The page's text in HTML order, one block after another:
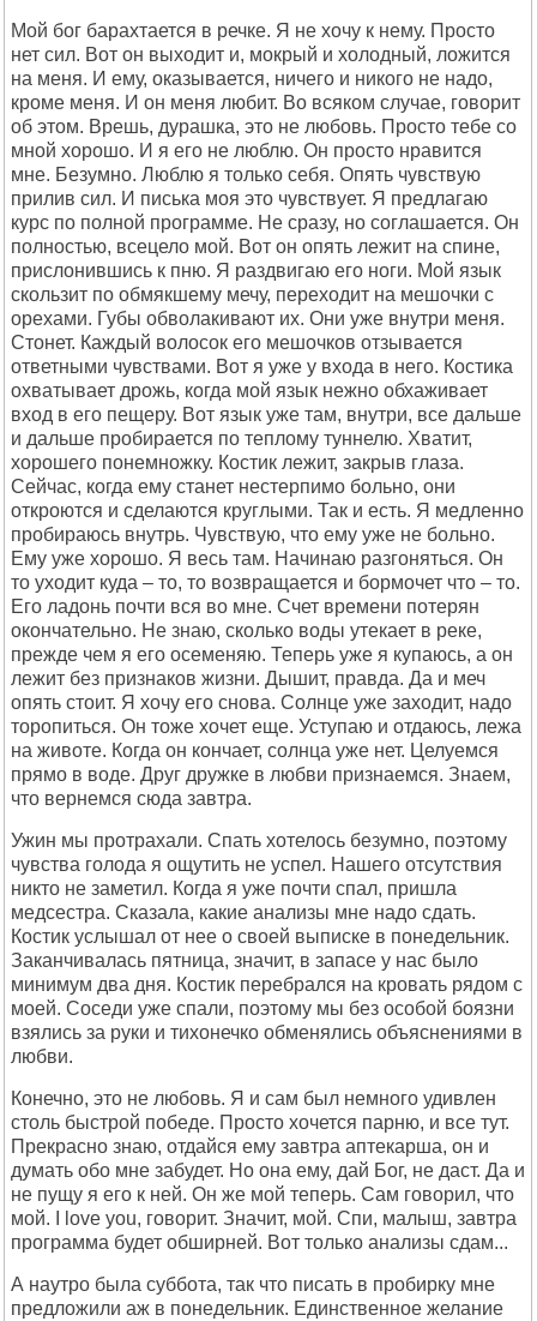
Мой бог барахтается в речке. Я не хочу к нему. Просто
нет сил. Вот он выходит и, мокрый и холодный, ложится
на меня. И ему, оказывается, ничего и никого не надо,
кроме меня. И он меня любит. Во всяком случае, говорит
об этом. Врешь, дурашка, это не любовь. Просто тебе со
мной хорошо. И я его не люблю. Он просто нравится
мне. Безумно. Люблю я только себя. Опять чувствую
прилив сил. И писька моя это чувствует. Я предлагаю
курс по полной программе. Не сразу, но соглашается. Он
полностью, всецело мой. Вот он опять лежит на спине,
прислонившись к пню. Я раздвигаю его ноги. Мой язык
скользит по обмякшему мечу, переходит на мешочки с
орехами. Губы обволакивают их. Они уже внутри меня.
Стонет. Каждый волосок его мешочков отзывается
ответными чувствами. Вот я уже у входа в него. Костика
охватывает дрожь, когда мой язык нежно обхаживает
вход в его пещеру. Вот язык уже там, внутри, все дальше
и дальше пробирается по теплому туннелю. Хватит,
хорошего понемножку. Костик лежит, закрыв глаза.
Сейчас, когда ему станет нестерпимо больно, они
откроются и сделаются круглыми. Так и есть. Я медленно
пробираюсь внутрь. Чувствую, что ему уже не больно.
Ему уже хорошо. Я весь там. Начинаю разгоняться. Он
то уходит куда – то, то возвращается и бормочет что – то.
Его ладонь почти вся во мне. Счет времени потерян
окончательно. Не знаю, сколько воды утекает в реке,
прежде чем я его осеменяю. Теперь уже я купаюсь, а он
лежит без признаков жизни. Дышит, правда. Да и меч
опять стоит. Я хочу его снова. Солнце уже заходит, надо
торопиться. Он тоже хочет еще. Уступаю и отдаюсь, лежа
на животе. Когда он кончает, солнца уже нет. Целуемся
прямо в воде. Друг дружке в любви признаемся. Знаем,
что вернемся сюда завтра.
Ужин мы протрахали. Спать хотелось безумно, поэтому
чувства голода я ощутить не успел. Нашего отсутствия
никто не заметил. Когда я уже почти спал, пришла
медсестра. Сказала, какие анализы мне надо сдать.
Костик услышал от нее о своей выписке в понедельник.
Заканчивалась пятница, значит, в запасе у нас было
минимум два дня. Костик перебрался на кровать рядом с
моей. Соседи уже спали, поэтому мы без особой боязни
взялись за руки и тихонечко обменялись объяснениями в
любви.
Конечно, это не любовь. Я и сам был немного удивлен
столь быстрой победе. Просто хочется парню, и все тут.
Прекрасно знаю, отдайся ему завтра аптекарша, он и
думать обо мне забудет. Но она ему, дай Бог, не даст. Да и
не пущу я его к ней. Он же мой теперь. Сам говорил, что
мой. I love you, говорит. Значит, мой. Спи, малыш, завтра
программа будет обширней. Вот только анализы сдам...
А наутро была суббота, так что писать в пробирку мне
предложили аж в понедельник. Единственное желание